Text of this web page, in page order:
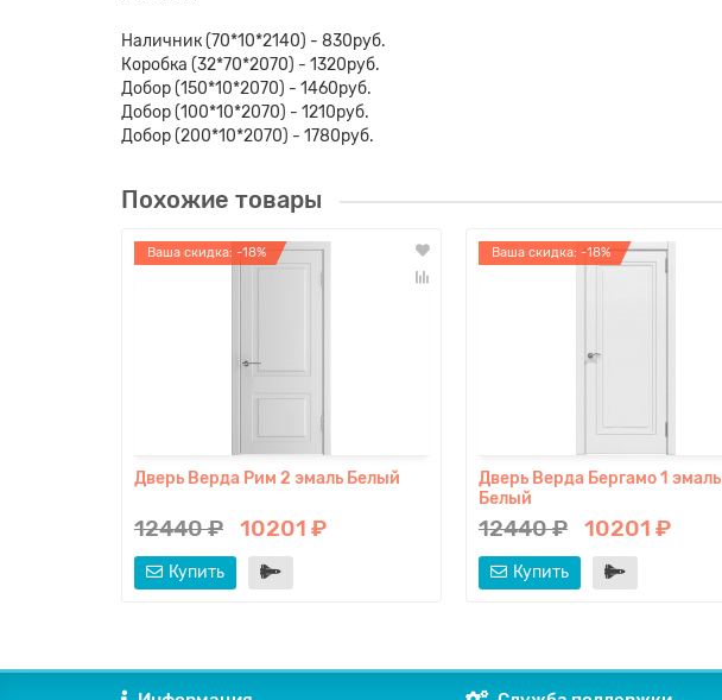
Наличник (70*10*2140) - 830руб.
Коробка (32*70*2070) - 1320руб.
Добор (150*10*2070) - 1460руб.
Добор (100*10*2070) - 1210руб.
Добор (200*10*2070) - 1780руб.
Похожие товары
Ваша скидка: -18%
Дверь Верда Рим 2 эмаль Белый
12440 ₽ 10201 ₽
Купить
Ваша скидка: -18%
Дверь Верда Бергамо 1 эмаль
Белый
12440 ₽ 10201 ₽
Купить